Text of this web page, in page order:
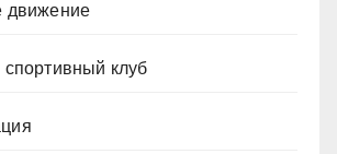
движение
спортивный клуб